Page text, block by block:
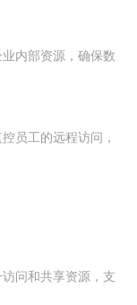
内部资源，确保数
员工的远程访问，
问和共享资源，支